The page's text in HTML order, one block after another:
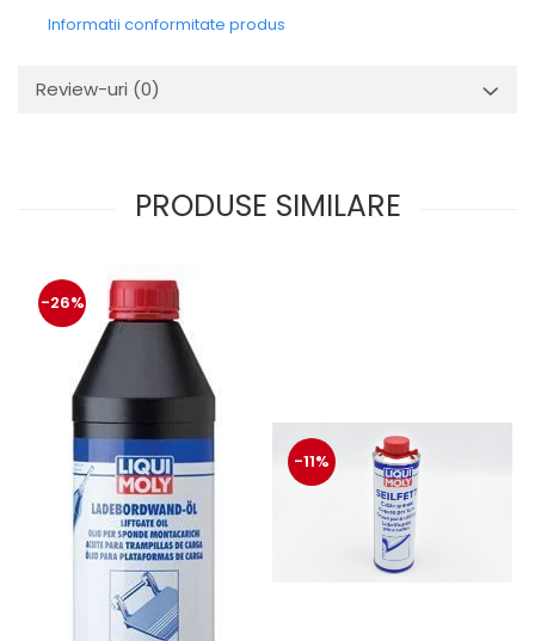
Informatii conformitate produs
Review-uri (0)
PRODUSE SIMILARE
-26%
-11%